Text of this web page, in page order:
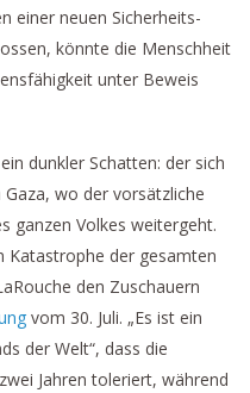
einer neuen Sicherheits-
könnte die Menschheit
unter Beweis
dunkler Schatten: der sich
wo der vorsätzliche
ganzen Volkes weitergeht.
Katastrophe der gesamten
den Zuschauern
vom 30. Juli. „Es ist ein
der Welt“, dass die
Jahren toleriert, während